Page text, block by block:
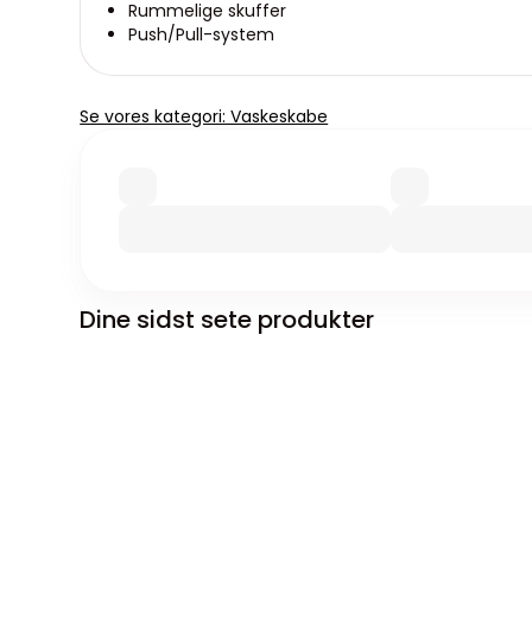
Rummelige skuffer
Push/Pull-system
Se vores kategori: Vaskeskabe
Dine sidst sete produkter